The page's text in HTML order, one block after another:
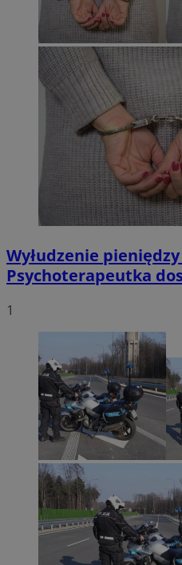
Wyłudzenie pieniędzy
Psychoterapeutka
1